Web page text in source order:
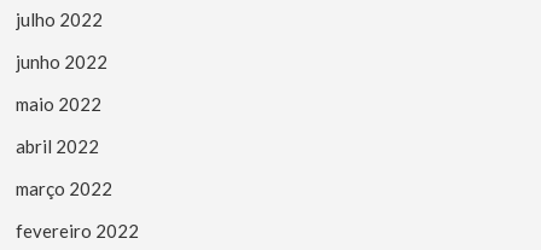
julho 2022
junho 2022
maio 2022
abril 2022
março 2022
fevereiro 2022